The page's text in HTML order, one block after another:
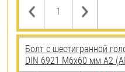
Болт с шестигранной
DIN 6921 М6х60 мм А2